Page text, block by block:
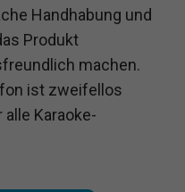
Handhabung und
Produkt
machen.
ist zweifellos
Karaoke-